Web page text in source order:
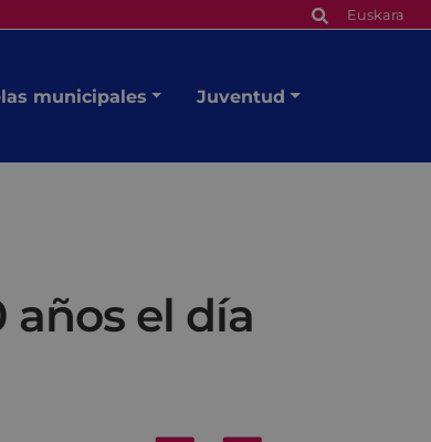
Euskara
municipales Juventud
años el día